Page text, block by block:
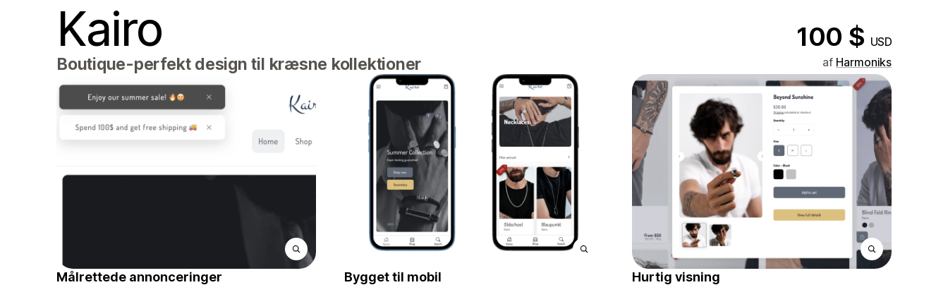
Kairo 100 $ USD
Boutique-perfekt design til kræsne kollektioner af Harmoniks
Målrettede annonceringer
Bygget til mobil
Hurtig visning